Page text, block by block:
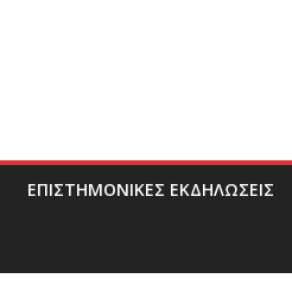
ΕΠΙΣΤΗΜΟΝΙΚΕΣ ΕΚΔΗΛΩΣΕΙΣ